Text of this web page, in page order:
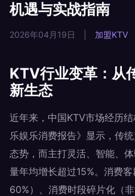
机遇与实战指南
2026年04月19日 加盟KTV
KTV行业变革：从
新生态
近年来，中国KTV市场经历
乐娱乐消费报告》显示，传
态势，而主打灵活、智能、
量年均增长超过15%。消费
60%）、消费时段碎片化（